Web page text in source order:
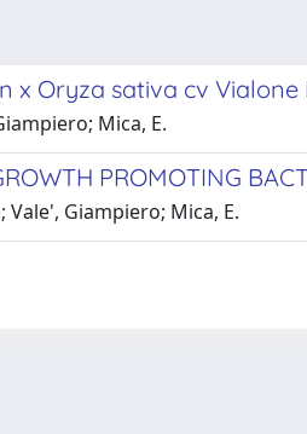
x Oryza sativa cv Vialone
Mica, E.
PROMOTING
Vale', Giampiero; Mica, E.